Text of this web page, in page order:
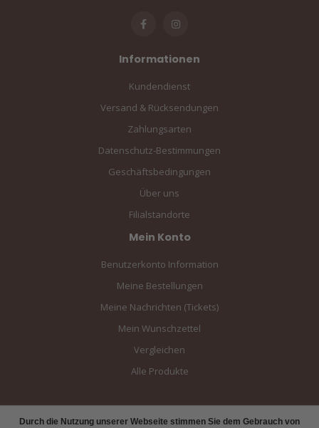
Durch die Nutzung unserer Webseite stimmen Sie dem Gebrauch von
Informationen
Kundendienst
Versand & Rücksendungen
Zahlungsarten
Datenschutz-Bestimmungen
Geschäftsbedingungen
Über uns
Filialstandorte
Mein Konto
Benutzerkonto Information
Meine Bestellungen
Meine Nachrichten (Tickets)
Mein Wunschzettel
Vergleichen
Alle Produkte